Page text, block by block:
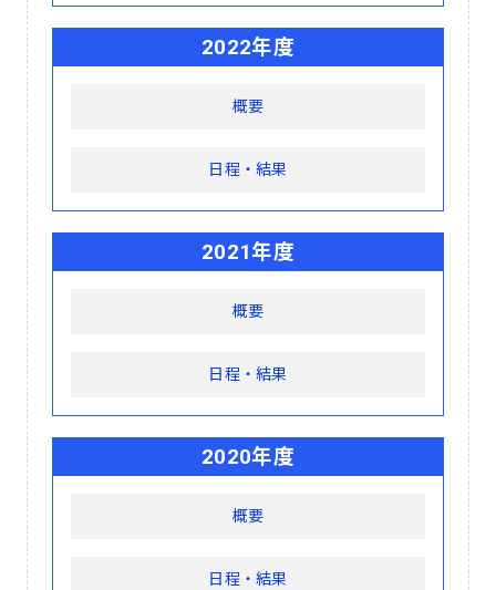
2022年度
概要
日程・結果
2021年度
概要
日程・結果
2020年度
概要
日程・結果